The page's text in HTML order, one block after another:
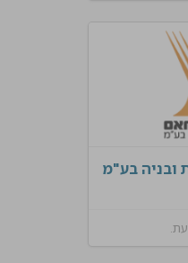
ובניה בע"מ